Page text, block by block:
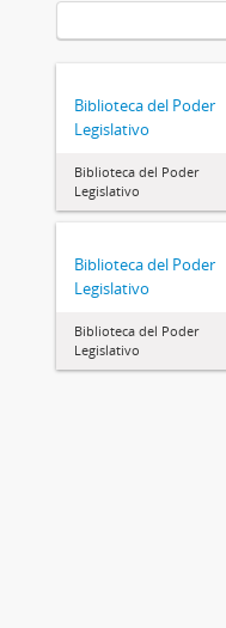
Biblioteca del Poder
Legislativo
Biblioteca del Poder
Legislativo
Biblioteca del Poder
Legislativo
Biblioteca del Poder
Legislativo